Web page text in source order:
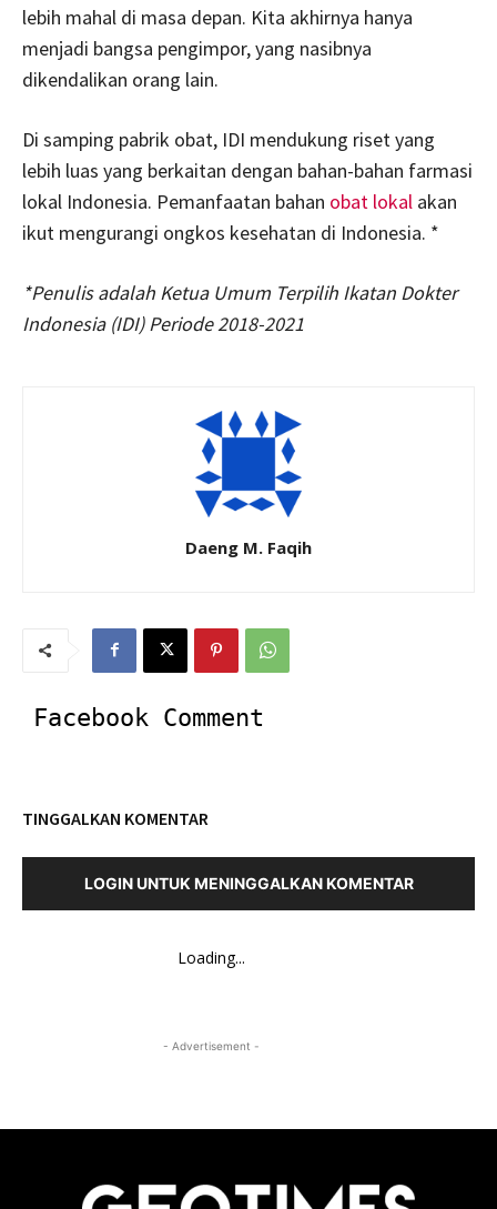
lebih mahal di masa depan. Kita akhirnya hanya
menjadi bangsa pengimpor, yang nasibnya
dikendalikan orang lain.
Di samping pabrik obat, IDI mendukung riset yang
lebih luas yang berkaitan dengan bahan-bahan farmasi
lokal Indonesia. Pemanfaatan bahan obat lokal akan
ikut mengurangi ongkos kesehatan di Indonesia. *
*Penulis adalah Ketua Umum Terpilih Ikatan Dokter
Indonesia (IDI) Periode 2018-2021
Daeng M. Faqih
Facebook Comment
TINGGALKAN KOMENTAR
LOGIN UNTUK MENINGGALKAN KOMENTAR
Loading...
- Advertisement -